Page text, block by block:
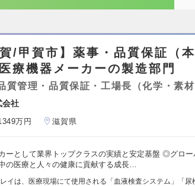
賀/甲賀市】薬事・品質保証（
療機器メーカーの製造部門
質管理・品質保証・工場長（化学・素材
会社
万円 滋賀県
ーとして業界トップクラスの実績と安定基盤 ◎グロー
の医療と人々の健康に貢献する成長…
イは、医療現場にて使用される「血液検査システム」「尿